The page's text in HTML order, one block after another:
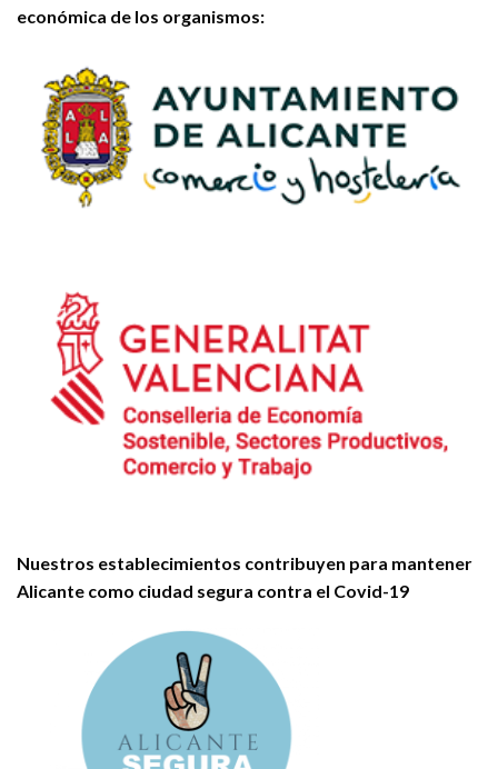
económica de los organismos:
Nuestros establecimientos contribuyen para mantener
Alicante como ciudad segura contra el Covid-19